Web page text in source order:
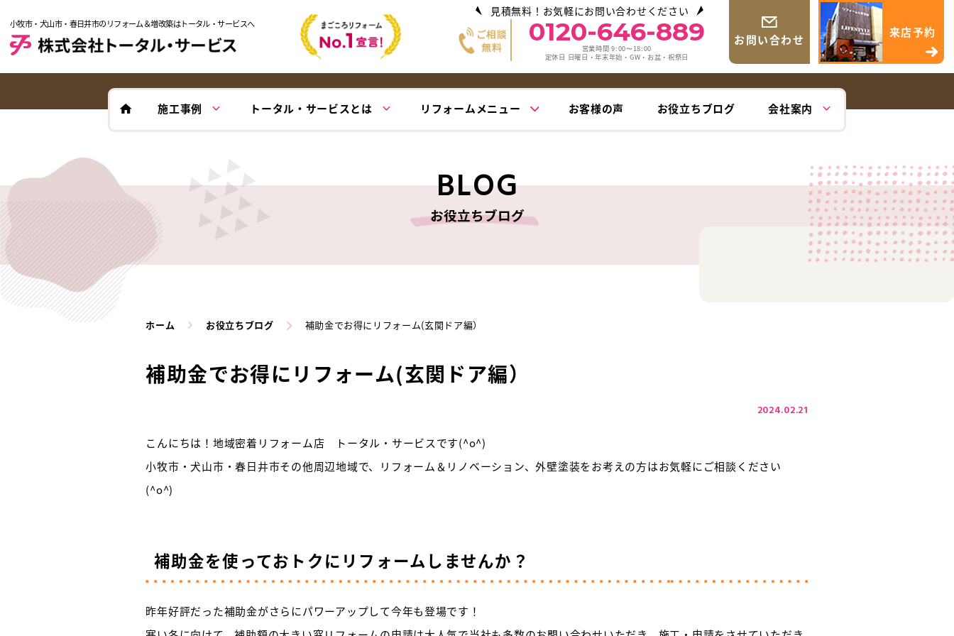
小牧市・犬山市・春日井市のリフォーム＆増改築はトータル・サービスへ
見積無料！お気軽にお問い合わせください
0120-646-889
営業時間 9:00〜18:00
定休日 日曜日・年末年始・GW・お盆・祝祭日
お問い合わせ
来店予約
施工事例 トータル・サービスとは リフォームメニュー お客様の声 お役立ちブログ 会社案内
BLOG
お役立ちブログ
ホーム お役立ちブログ 補助金でお得にリフォーム(玄関ドア編）
補助金でお得にリフォーム(玄関ドア編）
2024.02.21
こんにちは！地域密着リフォーム店 トータル・サービスです(^o^)
小牧市・犬山市・春日井市その他周辺地域で、リフォーム＆リノベーション、外壁塗装をお考えの方はお気軽にご相談ください
(^o^)
補助金を使っておトクにリフォームしませんか？
昨年好評だった補助金がさらにパワーアップして今年も登場です！